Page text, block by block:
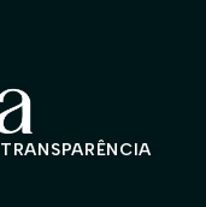
TRANSPARÊNCIA